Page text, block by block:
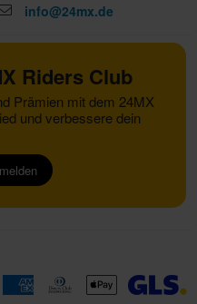
info@24mx.de
Riders Club
Prämien mit dem 24MX
und verbessere dein